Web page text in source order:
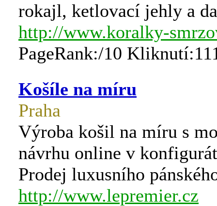
rokajl, ketlovací jehly a
http://www.koralky-
PageRank:/10
Košíle na míru
Praha
Výroba košil na míru s
návrhu online v
Prodej luxusního
http://www.lepremier.cz